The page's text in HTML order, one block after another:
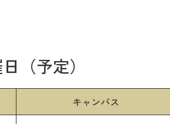
（予定）
キャンパス